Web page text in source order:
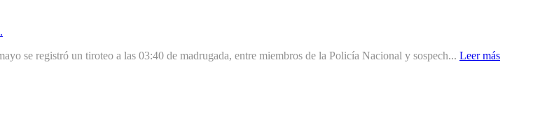
se registró un tiroteo a las 03:40 de madrugada, entre miembros de la Policía Nacional y sospech... Leer más